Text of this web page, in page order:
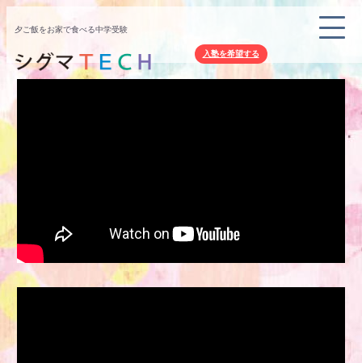
夕ご飯をお家で食べる中学受験
入塾を希望する